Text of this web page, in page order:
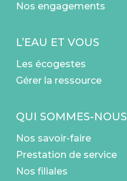
Nos engagements
L’EAU ET VOUS
Les écogestes
Gérer la ressource
QUI SOMMES-NOUS
Nos savoir-faire
Prestation de service
Nos filiales